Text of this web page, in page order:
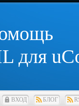
для
ВХОД БЛОГ